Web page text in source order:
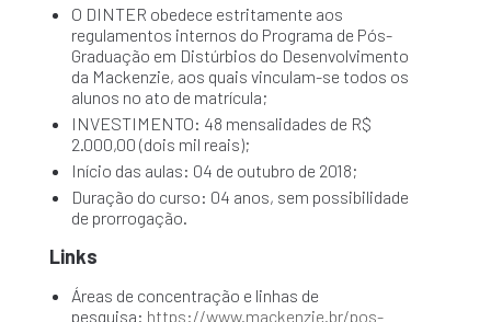
O DINTER obedece estritamente aos
regulamentos internos do Programa de Pós-
Graduação em Distúrbios do Desenvolvimento
da Mackenzie, aos quais vinculam-se todos os
alunos no ato de matrícula;
INVESTIMENTO: 48 mensalidades de R$
2.000,00 (dois mil reais);
Início das aulas: 04 de outubro de 2018;
Duração do curso: 04 anos, sem possibilidade
de prorrogação.
Links
Áreas de concentração e linhas de
pesquisa: https://www.mackenzie.br/pos-